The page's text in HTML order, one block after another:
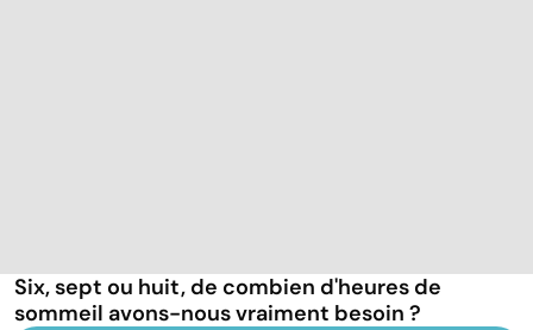
Six, sept ou huit, de combien d'heures de
sommeil avons-nous vraiment besoin ?